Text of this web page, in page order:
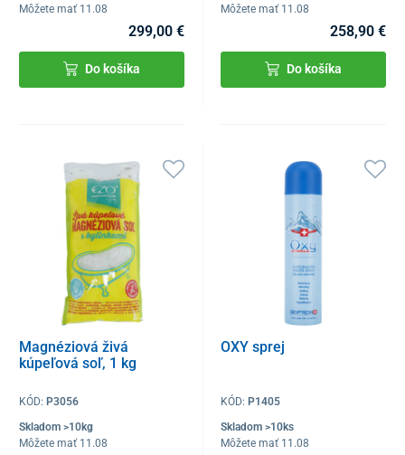
Môžete mať 11.08
299,00 €
Do košíka
Môžete mať 11.08
258,90 €
Do košíka
Magnéziová živá
kúpeľová soľ, 1 kg
KÓD: P3056
Skladom >10kg
Môžete mať 11.08
OXY sprej
KÓD:P1405
Skladom >10ks
Môžete mať 11.08